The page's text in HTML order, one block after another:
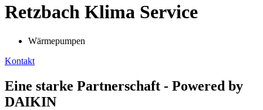
Retzbach Klima Service
Wärmepumpen
Kontakt
Eine starke Partnerschaft - Powered by
DAIKIN